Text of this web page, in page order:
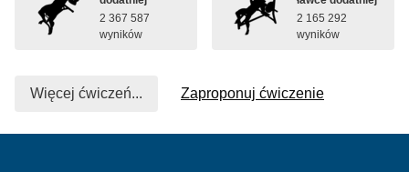
2 367 587
wyników
2 165 292
wyników
Więcej ćwiczeń... Zaproponuj ćwiczenie